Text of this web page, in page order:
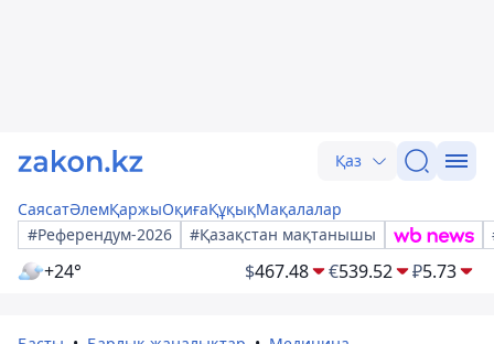
Қаз
СаясатӘлемҚаржыОқиғаҚұқықМақалалар
#Референдум-2026
#Қазақстан мақтанышы
+24° $467.48 €539.52 ₽5.73